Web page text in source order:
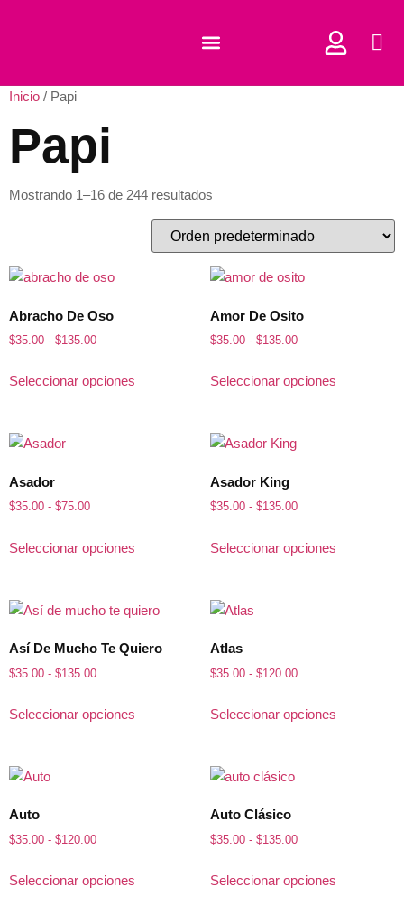
Inicio / Papi
Papi
Mostrando 1–16 de 244 resultados
Abracho De Oso
$35.00 - $135.00
Seleccionar opciones
Amor De Osito
$35.00 - $135.00
Seleccionar opciones
Asador
$35.00 - $75.00
Seleccionar opciones
Asador King
$35.00 - $135.00
Seleccionar opciones
Así De Mucho Te Quiero
$35.00 - $135.00
Seleccionar opciones
Atlas
$35.00 - $120.00
Seleccionar opciones
Auto
$35.00 - $120.00
Seleccionar opciones
Auto Clásico
$35.00 - $135.00
Seleccionar opciones